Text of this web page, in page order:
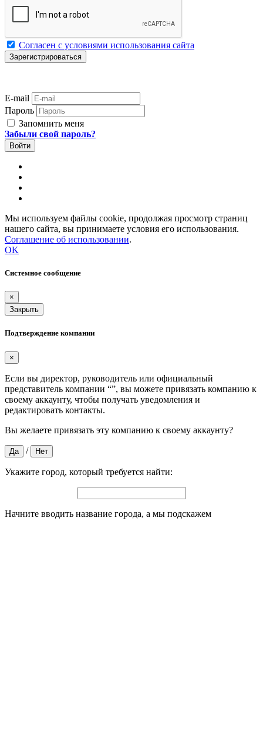
Согласен с условиями использования сайта
E-mail
Пароль
Запомнить меня
Забыли свой пароль?
Мы используем файлы cookie, продолжая просмотр страниц
нашего сайта, вы принимаете условия его использования.
Соглашение об использовании.
OK
Системное сообщение
×
Закрыть
Подтверждение компании
×
Если вы директор, руководитель или официальный
представитель компании “”, вы можете привязать компанию к
своему аккаунту, чтобы получать уведомления и
редактировать контакты.
Вы желаете привязать эту компанию к своему аккаунту?
Да / Нет
Укажите город, который требуется найти:
Начните вводить название города, а мы подскажем